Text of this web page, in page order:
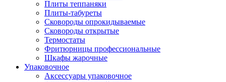
Плиты теппаняки
Плиты-табуреты
Сковороды опрокидываемые
Сковороды открытые
Термостаты
Фритюрницы профессиональные
Шкафы жарочные
Упаковочное
Аксессуары упаковочное